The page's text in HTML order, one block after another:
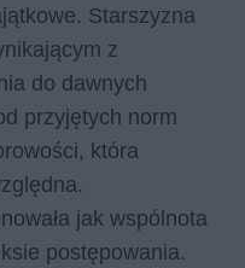
Starszyzna
z
do dawnych
przyjętych norm
która
jak wspólnota
postępowania.